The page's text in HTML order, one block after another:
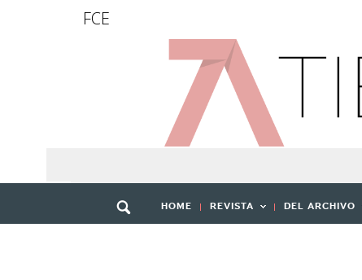
FCE
HOME REVISTA DEL ARCHIVO